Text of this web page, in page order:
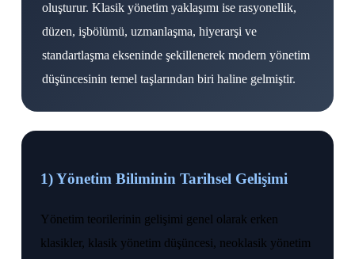
oluşturur. Klasik yönetim yaklaşımı ise rasyonellik,
düzen, işbölümü, uzmanlaşma, hiyerarşi ve
standartlaşma ekseninde şekillenerek modern yönetim
düşüncesinin temel taşlarından biri haline gelmiştir.
1) Yönetim Biliminin Tarihsel Gelişimi
Yönetim teorilerinin gelişimi genel olarak erken
klasikler, klasik yönetim düşüncesi, neoklasik yönetim